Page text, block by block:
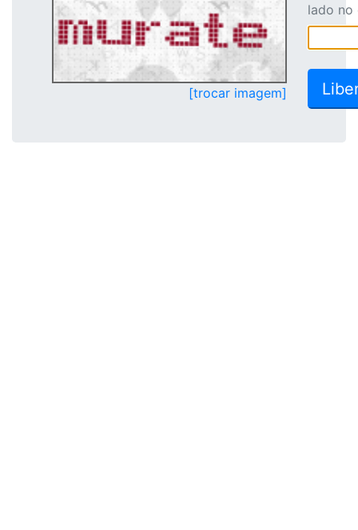
[trocar imagem]
lado no